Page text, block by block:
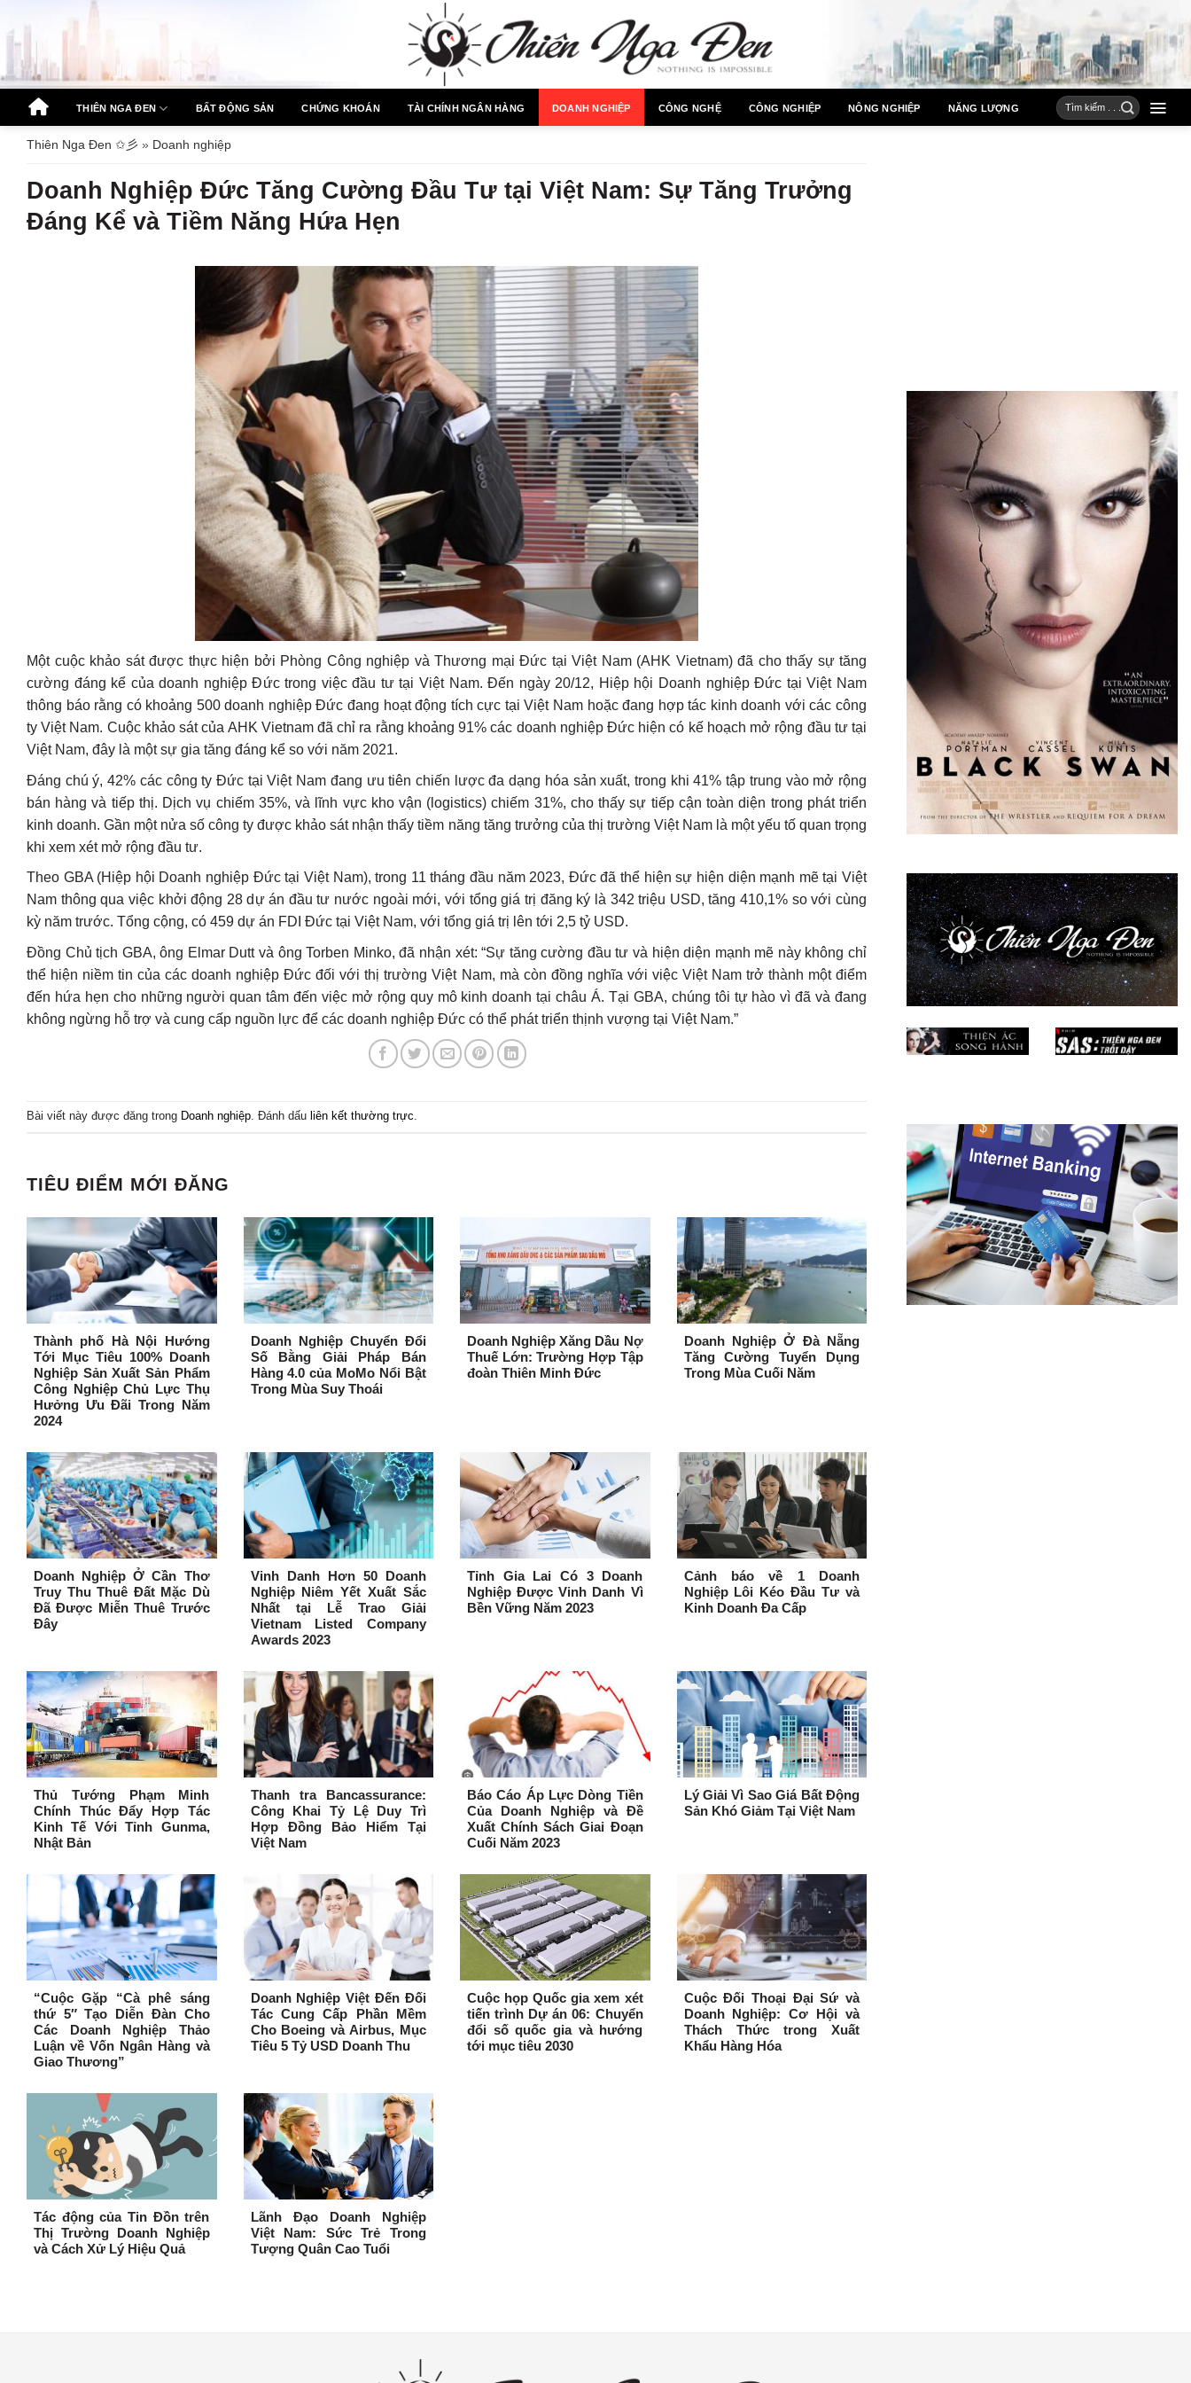
qua
dung
THIÊN NGA ĐEN BẤT ĐỘNG SẢN CHỨNG KHOÁN TÀI CHÍNH NGÂN HÀNG DOANH NGHIỆP CÔNG NGHỆ CÔNG NGHIỆP NÔNG NGHIỆP NĂNG LƯỢNG
Thiên Nga Đen ✩彡 » Doanh nghiệp
Doanh Nghiệp Đức Tăng Cường Đầu Tư tại Việt Nam: Sự Tăng Trưởng
Đáng Kể và Tiềm Năng Hứa Hẹn
Một cuộc khảo sát được thực hiện bởi Phòng Công nghiệp và Thương mại Đức tại Việt Nam (AHK Vietnam) đã cho thấy sự tăng
cường đáng kể của doanh nghiệp Đức trong việc đầu tư tại Việt Nam. Đến ngày 20/12, Hiệp hội Doanh nghiệp Đức tại Việt Nam
thông báo rằng có khoảng 500 doanh nghiệp Đức đang hoạt động tích cực tại Việt Nam hoặc đang hợp tác kinh doanh với các công
ty Việt Nam. Cuộc khảo sát của AHK Vietnam đã chỉ ra rằng khoảng 91% các doanh nghiệp Đức hiện có kế hoạch mở rộng đầu tư tại
Việt Nam, đây là một sự gia tăng đáng kể so với năm 2021.
Đáng chú ý, 42% các công ty Đức tại Việt Nam đang ưu tiên chiến lược đa dạng hóa sản xuất, trong khi 41% tập trung vào mở rộng
bán hàng và tiếp thị. Dịch vụ chiếm 35%, và lĩnh vực kho vận (logistics) chiếm 31%, cho thấy sự tiếp cận toàn diện trong phát triển
kinh doanh. Gần một nửa số công ty được khảo sát nhận thấy tiềm năng tăng trưởng của thị trường Việt Nam là một yếu tố quan trọng
khi xem xét mở rộng đầu tư.
Theo GBA (Hiệp hội Doanh nghiệp Đức tại Việt Nam), trong 11 tháng đầu năm 2023, Đức đã thể hiện sự hiện diện mạnh mẽ tại Việt
Nam thông qua việc khởi động 28 dự án đầu tư nước ngoài mới, với tổng giá trị đăng ký là 342 triệu USD, tăng 410,1% so với cùng
kỳ năm trước. Tổng cộng, có 459 dự án FDI Đức tại Việt Nam, với tổng giá trị lên tới 2,5 tỷ USD.
Đồng Chủ tịch GBA, ông Elmar Dutt và ông Torben Minko, đã nhận xét: “Sự tăng cường đầu tư và hiện diện mạnh mẽ này không chỉ
thể hiện niềm tin của các doanh nghiệp Đức đối với thị trường Việt Nam, mà còn đồng nghĩa với việc Việt Nam trở thành một điểm
đến hứa hẹn cho những người quan tâm đến việc mở rộng quy mô kinh doanh tại châu Á. Tại GBA, chúng tôi tự hào vì đã và đang
không ngừng hỗ trợ và cung cấp nguồn lực để các doanh nghiệp Đức có thể phát triển thịnh vượng tại Việt Nam.”
Bài viết này được đăng trong Doanh nghiệp. Đánh dấu liên kết thường trực.
TIÊU ĐIỂM MỚI ĐĂNG
Thành phố Hà Nội Hướng
Tới Mục Tiêu 100% Doanh
Nghiệp Sản Xuất Sản Phẩm
Công Nghiệp Chủ Lực Thụ
Hưởng Ưu Đãi Trong Năm
2024
Doanh Nghiệp Chuyển Đổi
Số Bằng Giải Pháp Bán
Hàng 4.0 của MoMo Nổi Bật
Trong Mùa Suy Thoái
Doanh Nghiệp Xăng Dầu Nợ
Thuế Lớn: Trường Hợp Tập
đoàn Thiên Minh Đức
Doanh Nghiệp Ở Đà Nẵng
Tăng Cường Tuyển Dụng
Trong Mùa Cuối Năm
Doanh Nghiệp Ở Cần Thơ
Truy Thu Thuê Đất Mặc Dù
Đã Được Miễn Thuê Trước
Đây
Vinh Danh Hơn 50 Doanh
Nghiệp Niêm Yết Xuất Sắc
Nhất tại Lễ Trao Giải
Vietnam Listed Company
Awards 2023
Tỉnh Gia Lai Có 3 Doanh
Nghiệp Được Vinh Danh Vì
Bền Vững Năm 2023
Cảnh báo về 1 Doanh
Nghiệp Lôi Kéo Đầu Tư và
Kinh Doanh Đa Cấp
Thủ Tướng Phạm Minh
Chính Thúc Đẩy Hợp Tác
Kinh Tế Với Tỉnh Gunma,
Nhật Bản
Thanh tra Bancassurance:
Công Khai Tỷ Lệ Duy Trì
Hợp Đồng Bảo Hiểm Tại
Việt Nam
Báo Cáo Áp Lực Dòng Tiền
Của Doanh Nghiệp và Đề
Xuất Chính Sách Giai Đoạn
Cuối Năm 2023
Lý Giải Vì Sao Giá Bất Động
Sản Khó Giảm Tại Việt Nam
“Cuộc Gặp “Cà phê sáng
thứ 5″ Tạo Diễn Đàn Cho
Các Doanh Nghiệp Thảo
Luận về Vốn Ngân Hàng và
Giao Thương”
Doanh Nghiệp Việt Đến Đối
Tác Cung Cấp Phần Mềm
Cho Boeing và Airbus, Mục
Tiêu 5 Tỷ USD Doanh Thu
Cuộc họp Quốc gia xem xét
tiến trình Dự án 06: Chuyển
đổi số quốc gia và hướng
tới mục tiêu 2030
Cuộc Đối Thoại Đại Sứ và
Doanh Nghiệp: Cơ Hội và
Thách Thức trong Xuất
Khẩu Hàng Hóa
Tác động của Tin Đồn trên
Thị Trường Doanh Nghiệp
và Cách Xử Lý Hiệu Quả
Lãnh Đạo Doanh Nghiệp
Việt Nam: Sức Trẻ Trong
Tượng Quân Cao Tuổi